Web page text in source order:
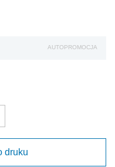
AUTOPROMOCJA
druku